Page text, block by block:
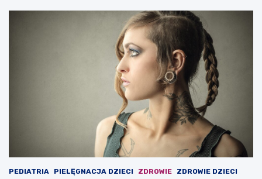
PEDIATRIA PIELĘGNACJA DZIECI ZDROWIE ZDROWIE DZIECI